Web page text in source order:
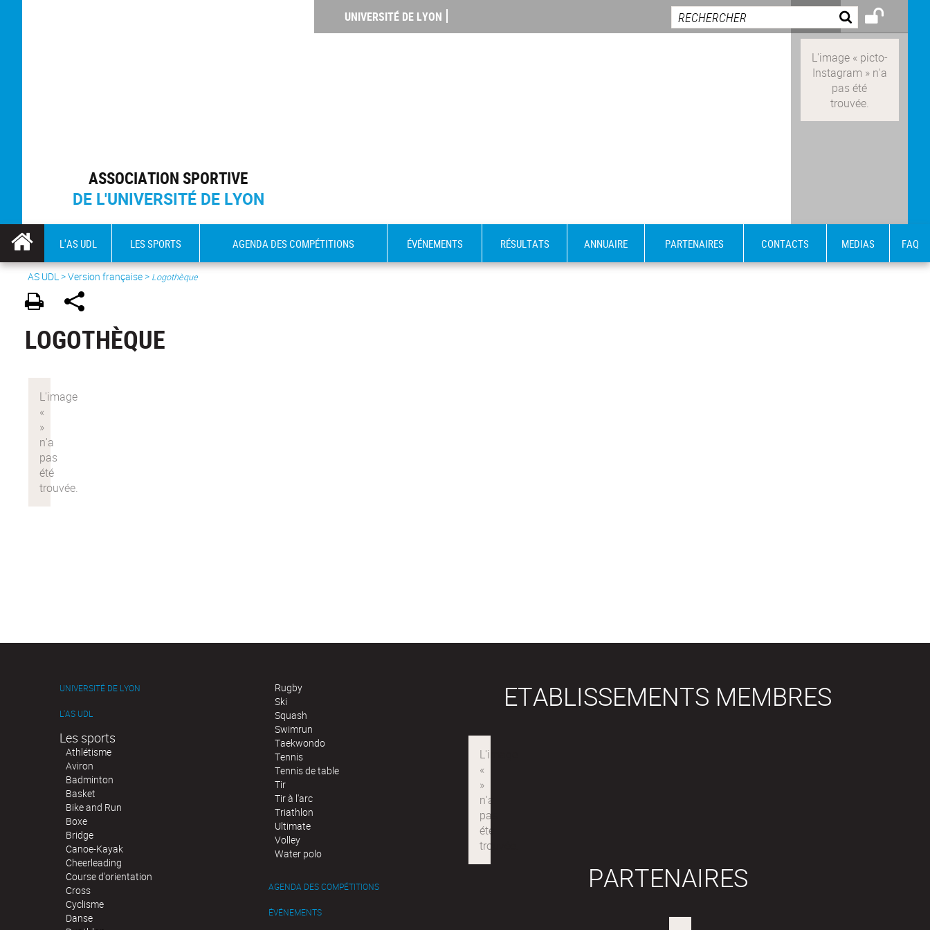
ASSOCIATION SPORTIVE
DE L'UNIVERSITÉ DE LYON
UNIVERSITÉ DE LYON
L'AS UDL LES SPORTS AGENDA DES COMPÉTITIONS ÉVÉNEMENTS RÉSULTATS ANNUAIRE PARTENAIRES CONTACTS MEDIAS FAQ
AS UDL>Version française> Logothèque
LOGOTHÈQUE
UNIVERSITÉ DE LYON
L'AS UDL
Les sports
Athlétisme
Aviron
Badminton
Basket
Bike and Run
Boxe
Bridge
Canoe-Kayak
Cheerleading
Course d'orientation
Cross
Cyclisme
Danse
Rugby
Ski
Squash
Swimrun
Taekwondo
Tennis
Tennis de table
Tir
Tir à l'arc
Triathlon
Ultimate
Volley
Water polo
AGENDA DES COMPÉTITIONS
ÉVÉNEMENTS
ETABLISSEMENTS MEMBRES
PARTENAIRES